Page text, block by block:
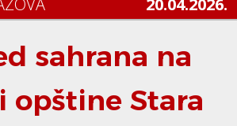
20.04.2026.
sahrana na
Stara